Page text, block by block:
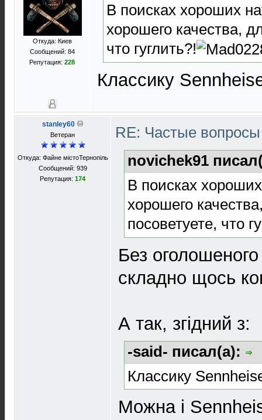
Откуда: Киев
Сообщений: 84
Репутация:228
В поисках хороших
хорошего качества,
что гуглить?!
Классику
stanley60
Ветеран
Откуда: Файне містоТернопіль
Сообщений: 939
Репутация:174
RE: Частые
novichek91
В поисках
хорошего
посоветуете, что
Без
складно щось
А так, згідний з:
-said- писал(а):
Классику
Можна і